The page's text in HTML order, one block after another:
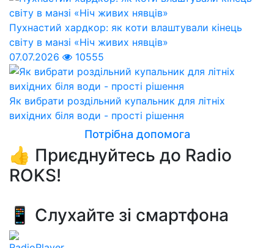
Пухнастий хардкор: як коти влаштували кінець
світу в манзі «Ніч живих нявців»
07.07.2026
10555
Як вибрати роздільний купальник для літніх
вихідних біля води - прості рішення
Потрібна допомога
👍 Приєднуйтесь до Radio
ROKS!
📱 Слухайте зі смартфона